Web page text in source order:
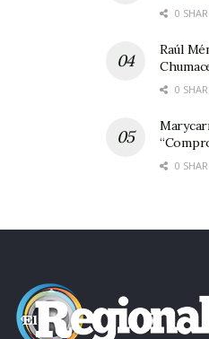
0
Raúl
0
0